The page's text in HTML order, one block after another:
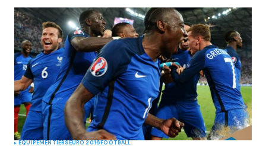
EQUIPEMENTIERSEURO 2016FOOTBALL